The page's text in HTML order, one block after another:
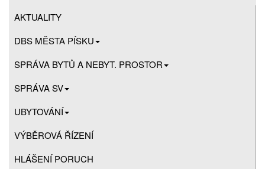
AKTUALITY
DBS MĚSTA PÍSKU
SPRÁVA BYTŮ A NEBYT. PROSTOR
SPRÁVA SV
UBYTOVÁNÍ
VÝBĚROVÁ ŘÍZENÍ
HLÁŠENÍ PORUCH